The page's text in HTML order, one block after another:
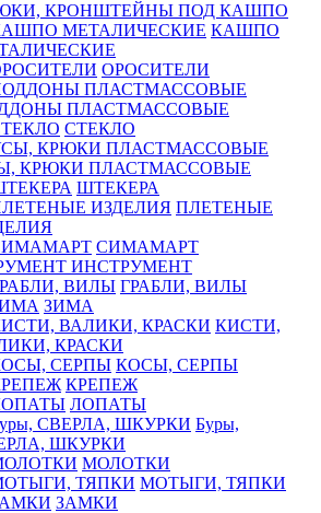
КРОНШТЕЙНЫ ПОД КАШПО
КАШПО
ОРОСИТЕЛИ
ПЛАСТМАССОВЫЕ
СТЕКЛО
КРЮКИ ПЛАСТМАССОВЫЕ
ШТЕКЕРА
ПЛЕТЕНЫЕ
СИМАМАРТ
ИНСТРУМЕНТ
ГРАБЛИ, ВИЛЫ
ЗИМА
КИСТИ,
КРАСКИ
КОСЫ, СЕРПЫ
КРЕПЕЖ
ЛОПАТЫ
Буры,
ШКУРКИ
МОЛОТКИ
МОТЫГИ, ТЯПКИ
ЗАМКИ